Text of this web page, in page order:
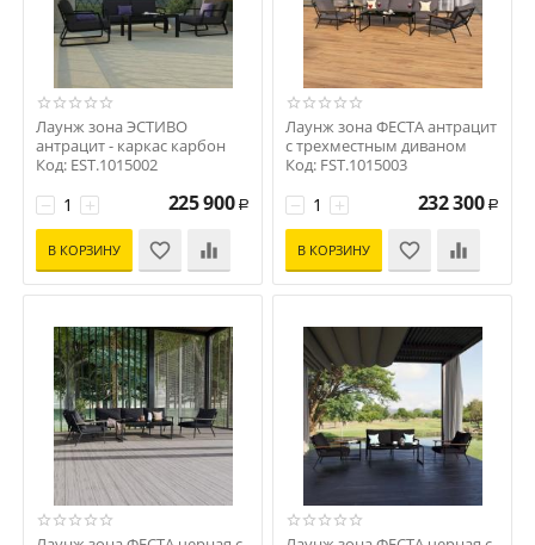
Лаунж зона ЭСТИВО
антрацит - каркас карбон
Код: EST.1015002
+
− 225 900 Р
В КОРЗИНУ
Лаунж зона ФЕСТА антрацит
с трехместным диваном
Код: FST.1015003
+
− 232 300 Р
В КОРЗИНУ